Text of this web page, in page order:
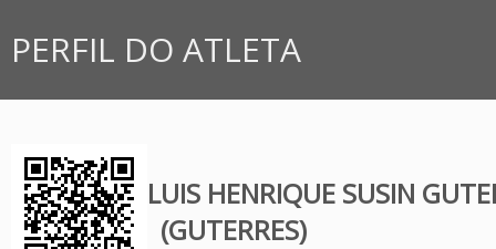
PERFIL DO ATLETA
LUIS HENRIQUE SUSIN
(GUTERRES)